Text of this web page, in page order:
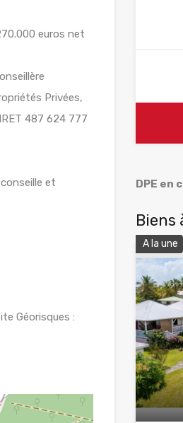
euros net
Privées,
487 624 777
et
Géorisques :
DPE en
Biens
A la une